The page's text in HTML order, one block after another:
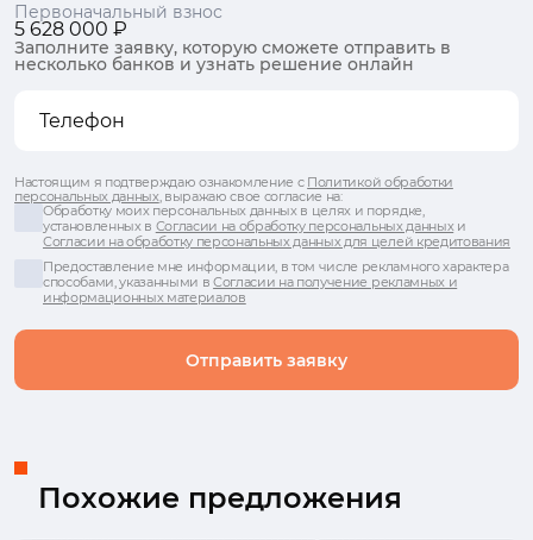
Первоначальный взнос
5 628 000 ₽
Заполните заявку, которую сможете отправить в
несколько банков и узнать решение онлайн
Отправить заявку
Настоящим я подтверждаю ознакомление с Политикой обработки
персональных данных, выражаю свое согласие на:
Обработку моих персональных данных в целях и порядке,
установленных в Согласии на обработку персональных данныхи
Согласии на обработку персональных данных для целей кредитования
Предоставление мне информации, в том числе рекламного характера
способами, указанными вСогласии на получение рекламных и
информационных материалов
Похожие предложения